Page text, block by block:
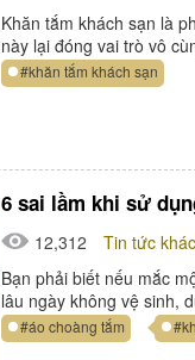
Khăn tắm khách sạn là
này lại đóng vai trò vô
#khăn tắm khách sạn
6 sai lầm khi sử
12,312
Tin tức
Bạn phải biết nếu mắc
lâu ngày không vệ sinh,
#áo choàng tắm